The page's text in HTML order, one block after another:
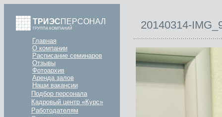
ТРИЭСПЕРСОНАЛ
ГРУППА КОМПАНИЙ
Главная
О компании
Расписание семинаров
Отзывы
Фотоархив
Аренда залов
Наши вакансии
Подбор персонала
Кадровый центр «Курс»
Работодателям
20140314-